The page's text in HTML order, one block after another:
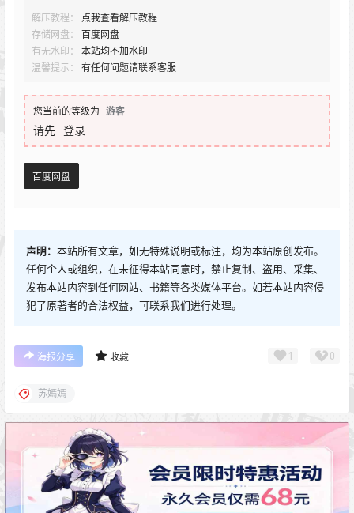
解压教程：
点我查看解压教程
存储网盘：
百度网盘
有无水印：
本站均不加水印
温馨提示：
有任何问题请联系客服
您当前的等级为 游客
请先 登录
百度网盘
声明： 本站所有文章，如无特殊说明或标注，均为本站原创发布。
任何个人或组织，在未征得本站同意时，禁止复制、盗用、采集、
发布本站内容到任何网站、书籍等各类媒体平台。如若本站内容侵
犯了原著者的合法权益，可联系我们进行处理。
海报分享 收藏 1 0
苏嫣嫣